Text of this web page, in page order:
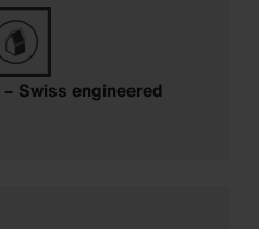
Swiss engineered